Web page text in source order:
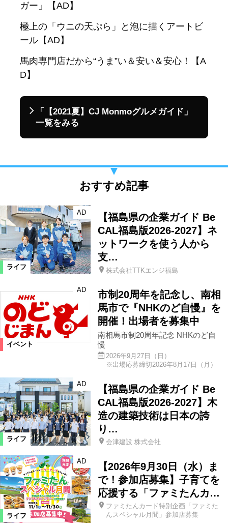
ガー」【AD】
極上の「ウニの天ぷら」と泡に描くアートビ
ール【AD】
馬肉専門店だから“うま”い＆安い＆安心！【A
D】
「【2021夏】CJ Monmoグルメガイド」
一覧をみる
おすすめ記事
ライフ
AD
【福島県の企業ガイド Be
CAL福島版2026-2027】ネ
ットワークを使う人から
支…
株式会社TTKエンジ福島
イベント
AD
市制20周年を記念し、南相
馬市で『NHKのど自慢』を
開催！出場者を募集中
南相馬市制20周年記念 NHKのど自
慢
2026年9月27日（日）
※出場応募締切2026年8月17日（月）
ライフ
AD
【福島県の企業ガイド Be
CAL福島版2026-2027】木
造の建築技術は日本の誇
り…
会津建設 株式会社
ライフ
AD
【2026年9月30日（水）ま
で！参加店募集】子育てを
応援する「ファミたんカ…
ファミたんカード特別企画「ファミた
んスペシャル月間」参加店募集